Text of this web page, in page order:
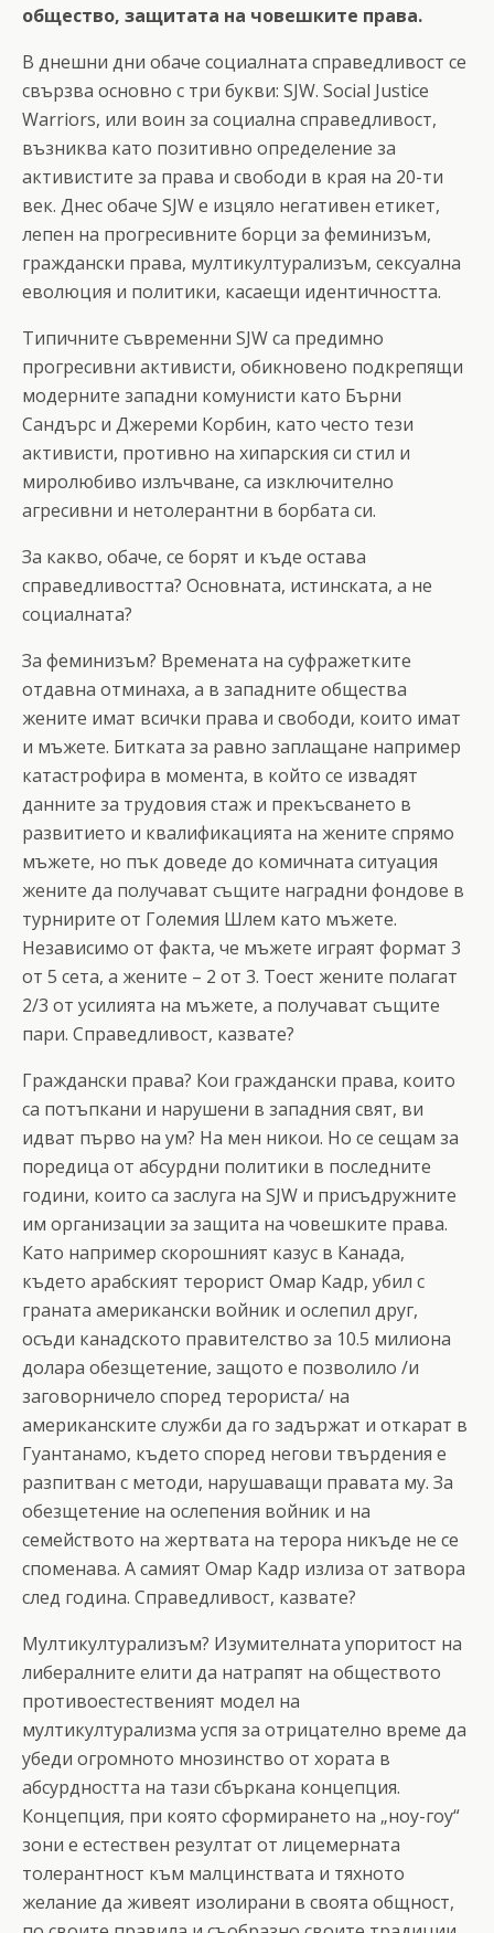
общество, защитата на човешките права.
В днешни дни обаче социалната справедливост се
свързва основно с три букви: SJW. Social Justice
Warriors, или воин за социална справедливост,
възниква като позитивно определение за
активистите за права и свободи в края на 20-ти
век. Днес обаче SJW е изцяло негативен етикет,
лепен на прогресивните борци за феминизъм,
граждански права, мултикултурализъм, сексуална
еволюция и политики, касаещи идентичността.
Типичните съвременни SJW са предимно
прогресивни активисти, обикновено подкрепящи
модерните западни комунисти като Бърни
Сандърс и Джереми Корбин, като често тези
активисти, противно на хипарския си стил и
миролюбиво излъчване, са изключително
агресивни и нетолерантни в борбата си.
За какво, обаче, се борят и къде остава
справедливостта? Основната, истинската, а не
социалната?
За феминизъм? Времената на суфражетките
отдавна отминаха, а в западните общества
жените имат всички права и свободи, които имат
и мъжете. Битката за равно заплащане например
катастрофира в момента, в който се извадят
данните за трудовия стаж и прекъсването в
развитието и квалификацията на жените спрямо
мъжете, но пък доведе до комичната ситуация
жените да получават същите наградни фондове в
турнирите от Големия Шлем като мъжете.
Независимо от факта, че мъжете играят формат 3
от 5 сета, а жените – 2 от 3. Тоест жените полагат
2/3 от усилията на мъжете, а получават същите
пари. Справедливост, казвате?
Граждански права? Кои граждански права, които
са потъпкани и нарушени в западния свят, ви
идват първо на ум? На мен никои. Но се сещам за
поредица от абсурдни политики в последните
години, които са заслуга на SJW и присъдружните
им организации за защита на човешките права.
Като например скорошният казус в Канада,
където арабският терорист Омар Кадр, убил с
граната американски войник и ослепил друг,
осъди канадското правителство за 10.5 милиона
долара обезщетение, защото е позволило /и
заговорничело според терориста/ на
американските служби да го задържат и откарат в
Гуантанамо, където според негови твърдения е
разпитван с методи, нарушаващи правата му. За
обезщетение на ослепения войник и на
семейството на жертвата на терора никъде не се
споменава. А самият Омар Кадр излиза от затвора
след година. Справедливост, казвате?
Мултикултурализъм? Изумителната упоритост на
либералните елити да натрапят на обществото
противоестественият модел на
мултикултурализма успя за отрицателно време да
убеди огромното мнозинство от хората в
абсурдността на тази сбъркана концепция.
Концепция, при която сформирането на „ноу-гоу“
зони е естествен резултат от лицемерната
толерантност към малцинствата и тяхното
желание да живеят изолирани в своята общност,